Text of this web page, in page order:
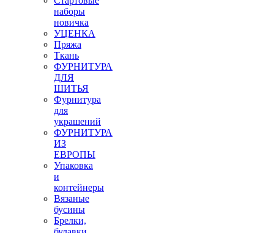
наборы
новичка
УЦЕНКА
Пряжа
Ткань
ФУРНИТУРА
ДЛЯ
ШИТЬЯ
Фурнитура
для
украшений
ФУРНИТУРА
ИЗ
ЕВРОПЫ
Упаковка
и
контейнеры
Вязаные
бусины
Брелки,